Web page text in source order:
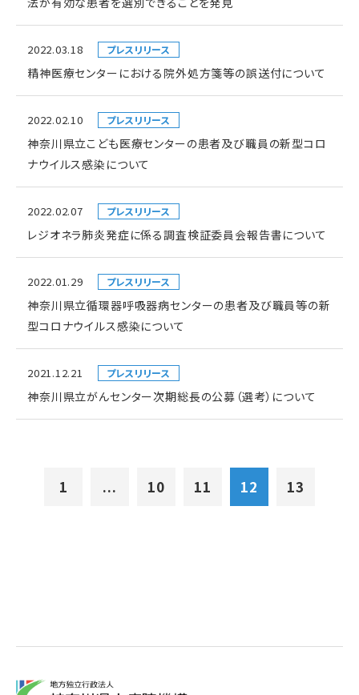
2022.03.18 プレスリリース
精神医療センターにおける院外処方箋等の誤送付について
2022.02.10 プレスリリース
神奈川県立こども医療センターの患者及び職員の新型コロ
ナウイルス感染について
2022.02.07 プレスリリース
レジオネラ肺炎発症に係る調査検証委員会報告書について
2022.01.29 プレスリリース
神奈川県立循環器呼吸器病センターの患者及び職員等の新
型コロナウイルス感染について
2021.12.21 プレスリリース
神奈川県立がんセンター次期総長の公募（選考）について
1 ... 10 11 12 13